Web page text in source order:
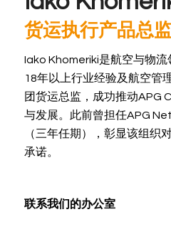
货运执行产品总
Iako Khomeriki是航空与物
18年以上行业经验及航空管
团货运总监，成功推动APG
与发展。此前曾担任APG
（三年任期），彰显该组织
承诺。
联系我们的办公室